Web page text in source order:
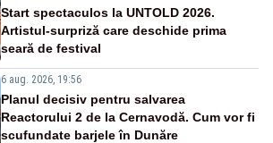
Start spectaculos la UNTOLD 2026.
Artistul-surpriză care deschide prima
seară de festival
6 aug. 2026, 19:56
Planul decisiv pentru salvarea
Reactorului 2 de la Cernavodă. Cum vor fi
scufundate barjele în Dunăre